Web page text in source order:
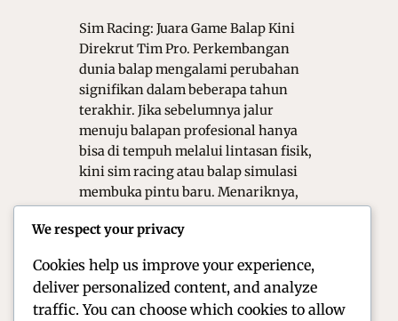
Sim Racing: Juara Game Balap Kini
Direkrut Tim Pro. Perkembangan
dunia balap mengalami perubahan
signifikan dalam beberapa tahun
terakhir. Jika sebelumnya jalur
menuju balapan profesional hanya
bisa di tempuh melalui lintasan fisik,
kini sim racing atau balap simulasi
membuka pintu baru. Menariknya,
di pandang sekadar gamer,
We respect your privacy
Cookies help us improve your experience,
deliver personalized content, and analyze
traffic. You can choose which cookies to allow